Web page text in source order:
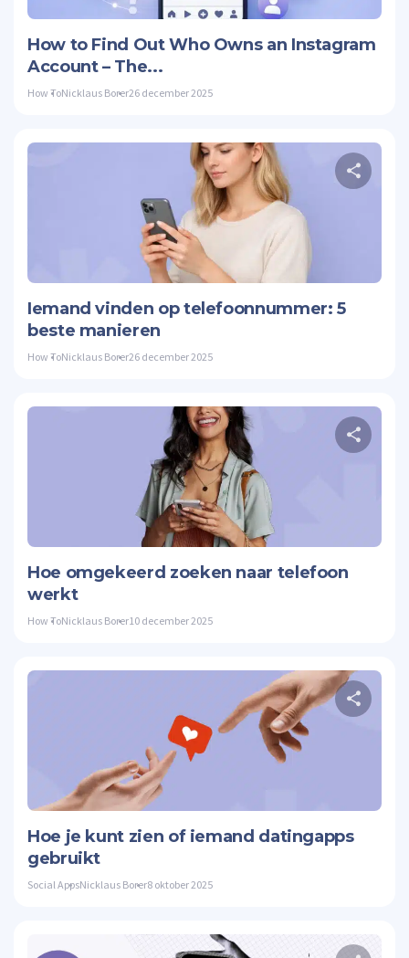
How to Find Out Who Owns an Instagram
Account – The...
How ToNicklaus Borer26 december 2025
Iemand vinden op telefoonnummer: 5
beste manieren
How ToNicklaus Borer26 december 2025
Hoe omgekeerd zoeken naar telefoon
werkt
How ToNicklaus Borer10 december 2025
Hoe je kunt zien of iemand datingapps
gebruikt
Social AppsNicklaus Borer8 oktober 2025